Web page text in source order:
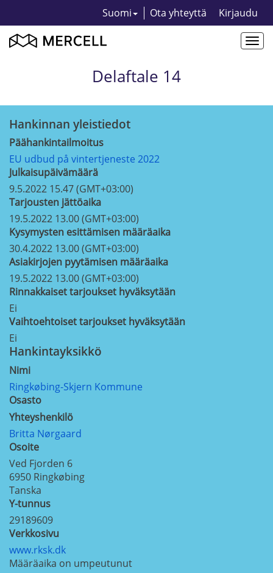
Suomi Ota yhteyttä Kirjaudu
Delaftale 14
Hankinnan yleistiedot
Päähankintailmoitus
EU udbud på vintertjeneste 2022
Julkaisupäivämäärä
9.5.2022 15.47 (GMT+03:00)
Tarjousten jättöaika
19.5.2022 13.00 (GMT+03:00)
Kysymysten esittämisen määräaika
30.4.2022 13.00 (GMT+03:00)
Asiakirjojen pyytämisen määräaika
19.5.2022 13.00 (GMT+03:00)
Rinnakkaiset tarjoukset hyväksytään
Ei
Vaihtoehtoiset tarjoukset hyväksytään
Ei
Hankintayksikkö
Nimi
Ringkøbing-Skjern Kommune
Osasto
Yhteyshenkilö
Britta Nørgaard
Osoite
Ved Fjorden 6
6950 Ringkøbing
Tanska
Y-tunnus
29189609
Verkkosivu
www.rksk.dk
Määräaika on umpeutunut